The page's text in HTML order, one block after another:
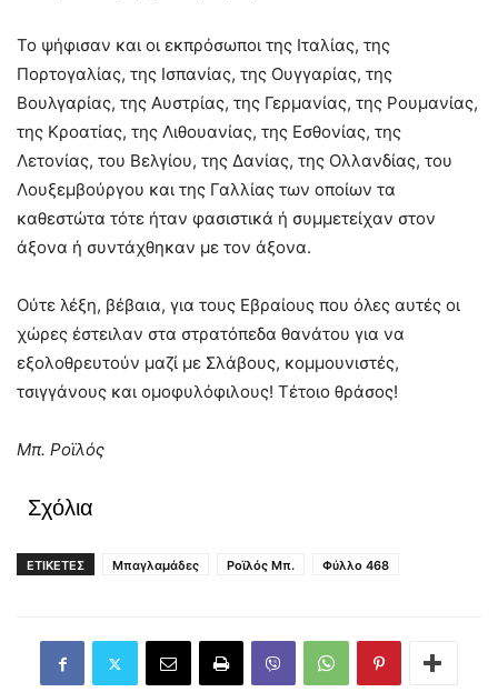
Το ψήφισαν και οι εκπρόσωποι της Ιταλίας, της
Πορτογαλίας, της Ισπανίας, της Ουγγαρίας, της
Βουλγαρίας, της Αυστρίας, της Γερμανίας, της Ρουμανίας,
της Κροατίας, της Λιθουανίας, της Εσθονίας, της
Λετονίας, του Βελγίου, της Δανίας, της Ολλανδίας, του
Λουξεμβούργου και της Γαλλίας των οποίων τα
καθεστώτα τότε ήταν φασιστικά ή συμμετείχαν στον
άξονα ή συντάχθηκαν με τον άξονα.
Ούτε λέξη, βέβαια, για τους Εβραίους που όλες αυτές οι
χώρες έστειλαν στα στρατόπεδα θανάτου για να
εξολοθρευτούν μαζί με Σλάβους, κομμουνιστές,
τσιγγάνους και ομοφυλόφιλους! Τέτοιο θράσος!
Μπ. Ροϊλός
Σχόλια
ΕΤΙΚΕΤΕΣ Μπαγλαμάδες Ροϊλός Μπ. Φύλλο 468